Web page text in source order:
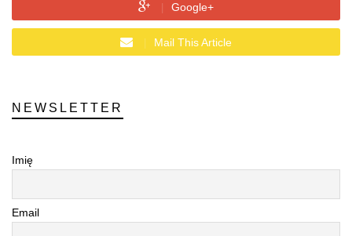
Google+
Mail This Article
NEWSLETTER
Imię
Email